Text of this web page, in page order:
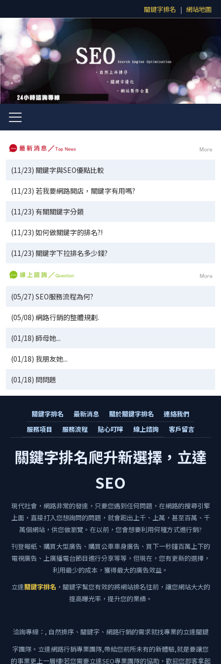
關鍵字排名 | 網站地圖
(11/23) 關鍵字與SEO優點比較
(11/23) 若我要網路開店，關鍵字有用嗎?
(11/23) 有關關鍵字分類
(11/23) 如何做關鍵字的排名?!
(11/23) 關鍵字下拉排名多少錢?
(05/27) SEO服務流程為何?
(05/08) 網路行銷的整體規劃.
(01/18) 師母她...
(01/18) 我朋友她...
(01/18) 問問題
關鍵字排名 最新消息 關於關鍵字排名
連絡我們
服務項目
服務流程 貼心叮嚀 線上諮詢 客戶留言
關鍵字排名爬升新選擇，立達
SEO
現代社會，網路非常的發達，只要您遇到任何問題，在網路的搜尋引擎
上面，直接打入您想詢問的問題，就會跑出上千、上萬，甚至百萬、千
萬個網站，供您做瀏覽。在以前，您會想要利用何種方式進行銷?
刊登報紙、購買大型廣告、購買公車車身廣告、買下一秒鐘百萬上下的
電視廣告、上廣播電台節目進行分享等等，但現在，您有更新的選擇，
利用最少的成本，獲得最大的廣告效益。
立達關鍵字排名 ，關鍵字幫您有效的將網站排名往前，讓您網站大大的
提高曝光率，提升您的業績。
洽詢專線： , 自然排序、關鍵字、網路行銷的需求就找專業的立達關鍵
字團隊。立達網路行銷專業團隊,帶給您前所未有的新體驗,就是要讓您
的事業更上一層樓!若您需要立達SEO專業團隊的協助，歡迎您即客拿起